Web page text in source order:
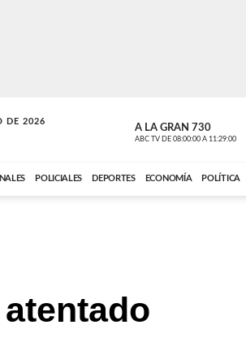
DE 2026
A LA GRAN 730
ABC TV DE 08:00:00 A 11:29:00
POLICIALES DEPORTES ECONOMÍA POLÍTICA